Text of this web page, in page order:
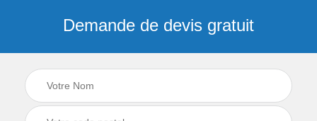
Demande de devis gratuit